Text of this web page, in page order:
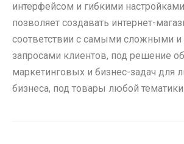
интерфейсом и гибкими
позволяет создавать интернет-
соответствии с самыми сложными
запросами клиентов, под решение
маркетинговых и бизнес-задач для
бизнеса, под товары любой тематики.